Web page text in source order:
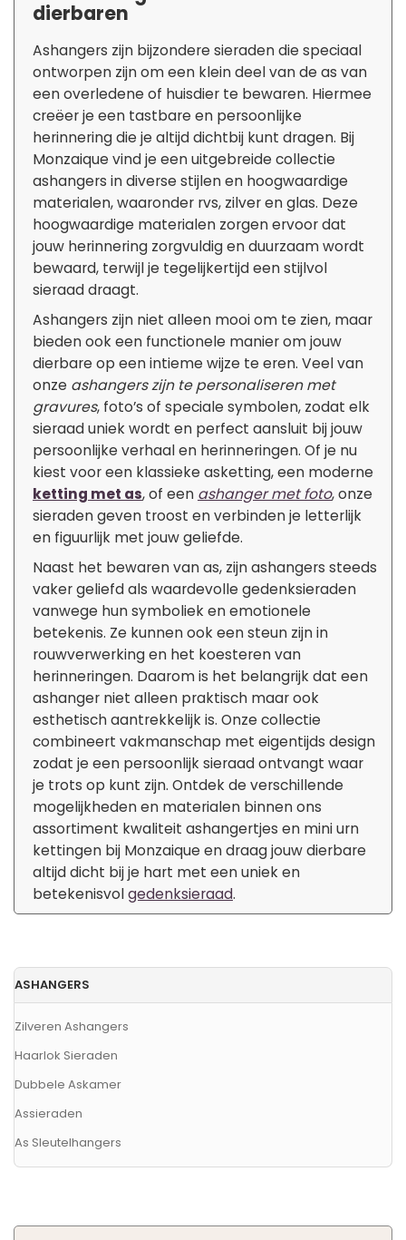
dierbaren
Ashangers zijn bijzondere sieraden die speciaal
ontworpen zijn om een klein deel van de as van
een overledene of huisdier te bewaren. Hiermee
creëer je een tastbare en persoonlijke
herinnering die je altijd dichtbij kunt dragen. Bij
Monzaique vind je een uitgebreide collectie
ashangers in diverse stijlen en hoogwaardige
materialen, waaronder rvs, zilver en glas. Deze
hoogwaardige materialen zorgen ervoor dat
jouw herinnering zorgvuldig en duurzaam wordt
bewaard, terwijl je tegelijkertijd een stijlvol
sieraad draagt.
Ashangers zijn niet alleen mooi om te zien, maar
bieden ook een functionele manier om jouw
dierbare op een intieme wijze te eren. Veel van
onze ashangers zijn te personaliseren met
gravures, foto’s of speciale symbolen, zodat elk
sieraad uniek wordt en perfect aansluit bij jouw
persoonlijke verhaal en herinneringen. Of je nu
kiest voor een klassieke asketting, een moderne
ketting met as, of een ashanger met foto, onze
sieraden geven troost en verbinden je letterlijk
en figuurlijk met jouw geliefde.
Naast het bewaren van as, zijn ashangers steeds
vaker geliefd als waardevolle gedenksieraden
vanwege hun symboliek en emotionele
betekenis. Ze kunnen ook een steun zijn in
rouwverwerking en het koesteren van
herinneringen. Daarom is het belangrijk dat een
ashanger niet alleen praktisch maar ook
esthetisch aantrekkelijk is. Onze collectie
combineert vakmanschap met eigentijds design
zodat je een persoonlijk sieraad ontvangt waar
je trots op kunt zijn. Ontdek de verschillende
mogelijkheden en materialen binnen ons
assortiment kwaliteit ashangertjes en mini urn
kettingen bij Monzaique en draag jouw dierbare
altijd dicht bij je hart met een uniek en
betekenisvolgedenksieraad.
ASHANGERS
Zilveren Ashangers
Haarlok Sieraden
Dubbele Askamer
Assieraden
As Sleutelhangers